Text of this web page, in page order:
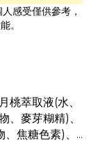
感受僅供參考，
。
桃萃取液(水、
、麥芽糊精)、
焦糖色素)、
取物)、當歸